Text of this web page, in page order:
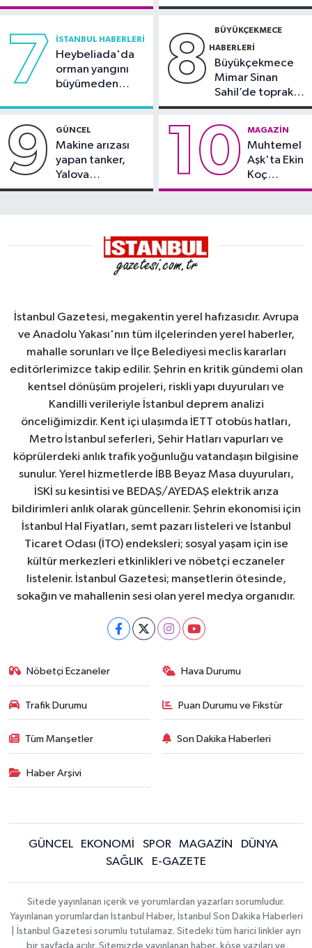
7 İSTANBUL HABERLERI
Heybeliada'da
orman yangını
büyümeden
8 BÜYÜKÇEKMECE
HABERLERI
Büyükçekmece
Mimar Sinan
Sahil’de toprak
kayması
9 GÜNCEL
Makine arızası
yapan tanker,
Yalova
Demirleme
10 MAGAZIN
Muhtemel
Aşk'ta Ekin
Koç
damgası
İstanbul Gazetesi, megakentin yerel hafızasıdır. Avrupa
ve Anadolu Yakası'nın tüm ilçelerinden yerel haberler,
mahalle sorunları ve İlçe Belediyesi meclis kararları
editörlerimizce takip edilir. Şehrin en kritik gündemi olan
kentsel dönüşüm projeleri, riskli yapı duyuruları ve
Kandilli verileriyle İstanbul deprem analizi
önceliğimizdir. Kent içi ulaşımda İETT otobüs hatları,
Metro İstanbul seferleri, Şehir Hatları vapurları ve
köprülerdeki anlık trafik yoğunluğu vatandaşın bilgisine
sunulur. Yerel hizmetlerde İBB Beyaz Masa duyuruları,
İSKİ su kesintisi ve BEDAŞ/AYEDAŞ elektrik arıza
bildirimleri anlık olarak güncellenir. Şehrin ekonomisi için
İstanbul Hal Fiyatları, semt pazarı listeleri ve İstanbul
Ticaret Odası (İTO) endeksleri; sosyal yaşam için ise
kültür merkezleri etkinlikleri ve nöbetçi eczaneler
listelenir. İstanbul Gazetesi; manşetlerin ötesinde,
sokağın ve mahallenin sesi olan yerel medya organıdır.
Nöbetçi Eczaneler Hava Durumu
Trafik Durumu Puan Durumu ve Fikstür
Tüm Manşetler Son Dakika Haberleri
Haber Arşivi
GÜNCEL EKONOMİ SPOR MAGAZİN
DÜNYA
SAĞLIK
E-GAZETE
Sitede yayınlanan içerik ve yorumlardan yazarları sorumludur.
Yayınlanan yorumlardan İstanbul Haber, İstanbul Son Dakika Haberleri
| İstanbul Gazetesi sorumlu tutulamaz. Sitedeki tüm harici linkler ayrı